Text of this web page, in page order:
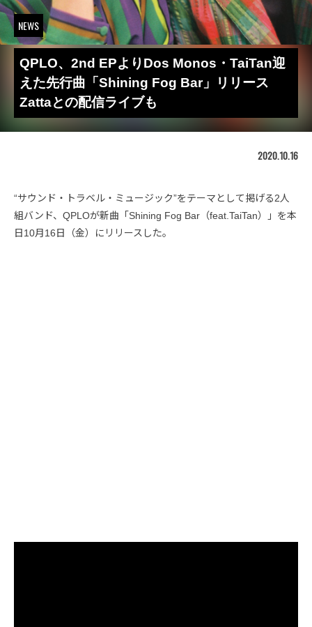
NEWS
QPLO、2nd EPよりDos Monos・TaiTan迎
えた先行曲「Shining Fog Bar」リリース
Zattaとの配信ライブも
2020.10.16
“サウンド・トラベル・ミュージック”をテーマとして掲げる2人
組バンド、QPLOが新曲「Shining Fog Bar（feat.TaiTan）」を本
日10月16日（金）にリリースした。